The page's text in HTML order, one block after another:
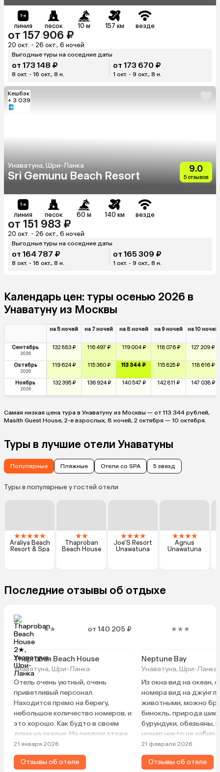
линия песок 10 м 157 км везде
от 157 906 ₽
20 окт. - 26 окт., 6 ночей
Выгодные туры на соседние даты
от 173 148 ₽
8 окт. - 16 окт., 8 н.
от 173 670 ₽
1 окт. - 9 окт., 8 н.
Кешбэк
+ 3 039
Унаватуна, Шри-Ланка
Sri Gemunu Beach Resort
9.0
5 отзывов
линия песок 60 м 140 км везде
от 151 983 ₽
20 окт. - 26 окт., 6 ночей
Выгодные туры на соседние даты
от 164 787 ₽
8 окт. - 16 окт., 8 н.
от 165 309 ₽
1 окт. - 9 окт., 8 н.
Календарь цен: туры осенью 2026 в
Унаватуну из Москвы
на 5 ночей на 7 ночей на 8 ночей на 9 ночей на 10 ночей
Сентябрь
2026
132 883 ₽ 116 497 ₽ 119 004 ₽ 118 076 ₽ 127 209 ₽
Октябрь
2026
119 624 ₽ 115 360 ₽ 113 344 ₽ 115 825 ₽ 118 616 ₽
Ноябрь
2026
132 395 ₽ 136 924 ₽ 140 547 ₽ 142 811 ₽ 147 038 ₽
Самая низкая цена тура в Унаватуну из Москвы — от 113 344 рублей,
Masith Guest House, 2-е взрослых, 8 ночей, 2 октября — 10 октября.
Туры в лучшие отели Унаватуны
Популярные Пляжные Отели со SPA 5 звезд
Туры в популярные у гостей отели
★★★★★
Araliya Beach
Resort & Spa
★★
Thaproban
Beach House
★★★★
Joe’S Resort
Unawatuna
★★★★
Agnus
Unawatuna
Последние отзывы об отдыхе
★★ от 140 205 ₽
Thaproban Beach House
Унаватуна, Шри-Ланка
Отель очень уютный, очень
приветливый персонал.
Находится прямо на берегу,
небольшое количество номеров, и
это хорошо. Как будто в своем
доме на океане. На первом этаже
ресторан. Так как это бутиковый
отель, то нет шведского стола. Но
все, что готовят, очень вкусно.
21 января 2026
Отзывы об отеле
★★★
Neptune Bay
Унаватуна, Шри-Ланка
Из окна вид на океан,
номера вид на
животными, можно
бинокль, природа
бурундуки, обезьяны,
номер никто не
Наблюдали издалека.
просторные, в нашем
работало, один раз
21 февраля 2026
Отзывы об отеле